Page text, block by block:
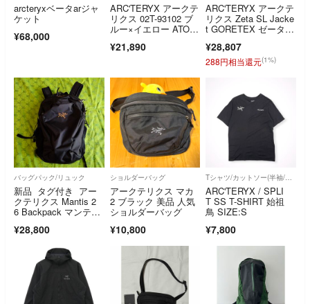
arcteryxベータarジャ
ケット
¥68,000
ARC'TERYX アークテ
リクス 02T-93102 ブ
ルー×イエロー ATO
ディ ジャケット L
¥21,890
ARC'TERYX アークテ
リクス Zeta SL Jacke
t GORETEX ゼータ S
テンパーカー ゴアテ
ックス ナイロン グレ
ー 21776-132791
¥28,807
288円相当還元(1%)
バッグパック/リュック
新品 タグ付き アー
クテリクス Mantis 2
6 Backpack マンティ
ームス購入
¥28,800
ショルダーバッグ
アークテリクス マカ
2 ブラック 美品 人気
ショルダーバッグ
¥10,800
Tシャツ/カットソー(半袖/袖なし)
ARC'TERYX / SPLI
T SS T-SHIRT 始祖
鳥 SIZE:S
¥7,800